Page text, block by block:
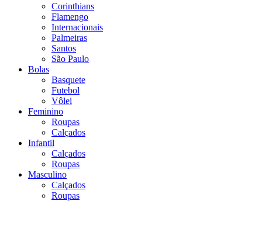
Corinthians
Flamengo
Internacionais
Palmeiras
Santos
São Paulo
Bolas
Basquete
Futebol
Vôlei
Feminino
Roupas
Calçados
Infantil
Calçados
Roupas
Masculino
Calçados
Roupas